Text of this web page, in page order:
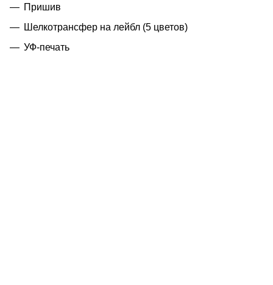
Пришив
Шелкотрансфер на лейбл (5 цветов)
УФ-печать